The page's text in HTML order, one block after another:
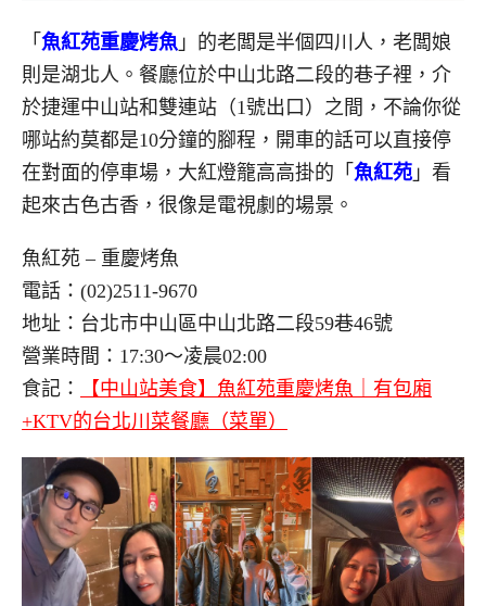
「 魚紅苑重慶烤魚 」的老闆是半個四川人，老闆娘
則是湖北人。餐廳位於中山北路二段的巷子裡，介
於捷運中山站和雙連站（1號出口）之間，不論你從
哪站約莫都是10分鐘的腳程，開車的話可以直接停
在對面的停車場，大紅燈籠高高掛的「 魚紅苑 」看
起來古色古香，很像是電視劇的場景。
魚紅苑 – 重慶烤魚
電話：(02)2511-9670
地址：台北市中山區中山北路二段59巷46號
營業時間：17:30～凌晨02:00
食記：
【中山站美食】魚紅苑重慶烤魚｜有包廂
+KTV的台北川菜餐廳（菜單）